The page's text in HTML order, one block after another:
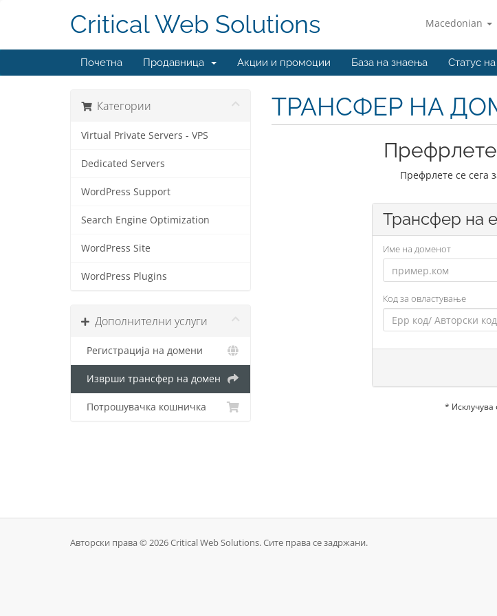
Macedonian
Critical Web Solutions
Почетна Продавница Акции и промоции База на знаења Статус
Категории
Virtual Private Servers - VPS
Dedicated Servers
WordPress Support
Search Engine Optimization
WordPress Site
WordPress Plugins
Дополнителни услуги
Регистрација на домени
Изврши трансфер на домен
Потрошувачка кошничка
ТРАНСФЕР НА
Префрлете
Префрлете се сега
Трансфер на
Име на доменот
Код за овластување
*
Авторски права © 2026 Critical Web Solutions. Сите права се задржани.